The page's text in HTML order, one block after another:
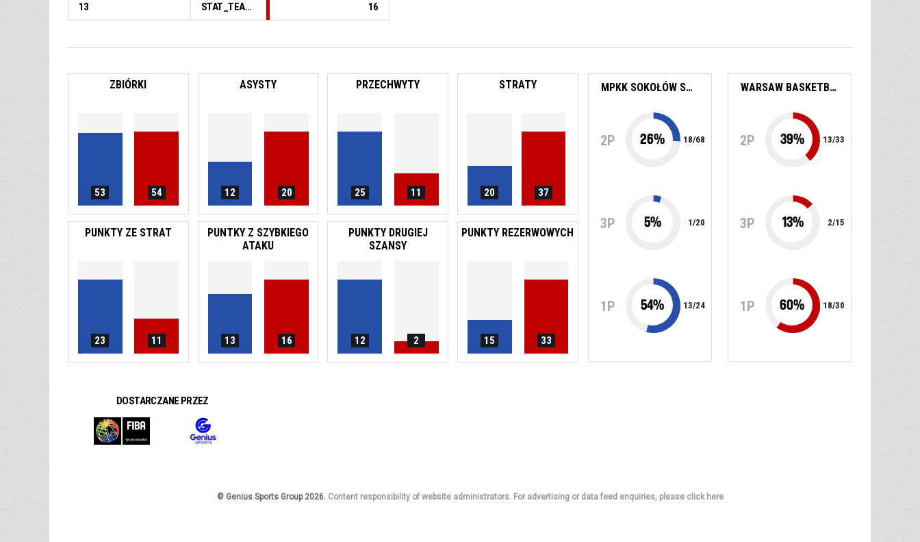
13 STAT_TEAMMATCH_BASKETBALL_sPointsFastBreak_ABBREV 16
ZBIÓRKI
53 54
ASYSTY
12 20
PRZECHWYTY
25 11
STRATY
20 37
PUNKTY ZE STRAT
23 11
PUNTKY Z SZYBKIEGO
ATAKU
13 16
PUNKTY DRUGIEJ
SZANSY
12 2
PUNKTY REZERWOWYCH
15 33
MPKK SOKOŁÓW SA SOKOŁÓW PODL.
2P 26% 18/68
3P 5% 1/20
1P 54% 13/24
WARSAW BASKETBALL SELECT
2P 39% 13/33
3P 13% 2/15
1P 60% 18/30
DOSTARCZANE PRZEZ
© Genius Sports Group 2026. Content responsibility of website administrators. For advertising or data feed enquiries, please click here